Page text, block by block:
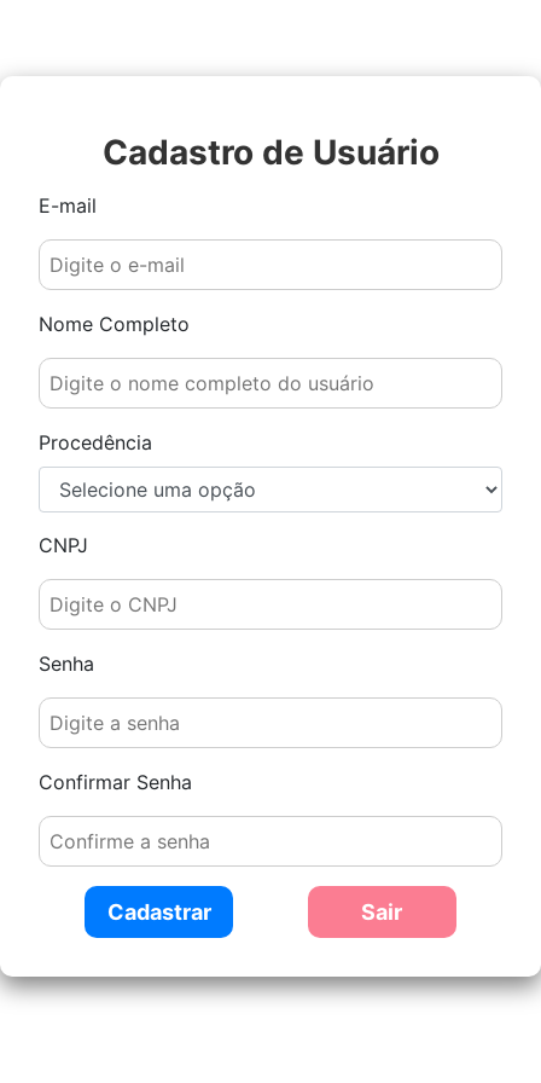
Cadastro de Usuário
E-mail
Nome Completo
Procedência
CNPJ
Senha
Confirmar Senha
Cadastrar Sair